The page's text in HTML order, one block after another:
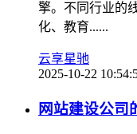
擎。不同行业的
化、教育......
云享星驰
2025-10-22
网站建设公司